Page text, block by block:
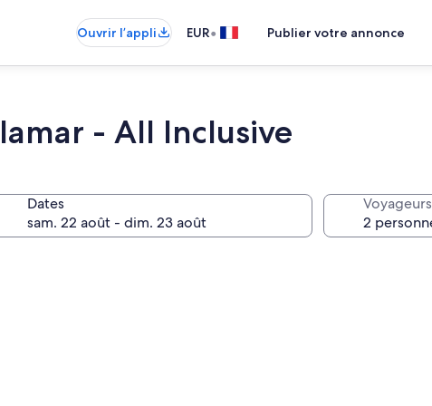
Ouvrir l’appli EUR• Publier votre annonce
- All Inclusive
Dates Voyageurs